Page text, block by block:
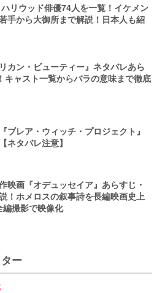
ハリウッド俳優74人を一覧！イケメン
手から大御所まで解説！日本人も紹
カン・ビューティー』ネタバレあら
キャスト一覧からバラの意味まで徹底
ブレア・ウィッチ・プロジェクト』
ネタバレ注意】
映画『オデュッセイア』あらすじ・
！ホメロスの叙事詩を長編映画史上
撮影で映像化
ー